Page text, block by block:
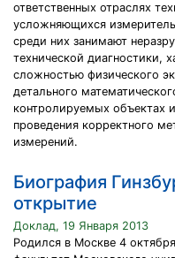
ответственных отраслях
усложняющихся
среди них занимают
технической диагностики,
сложностью физического
детального
контролируемых объектах
проведения корректного
измерений.
Биография
открытие
Доклад, 19 Января 2013
Родился в Москве 4